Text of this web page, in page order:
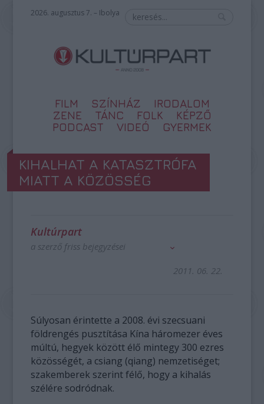
2026. augusztus 7. – Ibolya
FILM SZÍNHÁZ
IRODALOM
ZENE
TÁNC FOLK
KÉPZŐ
PODCAST
VIDEÓ GYERMEK
KIHALHAT A KATASZTRÓFA
MIATT A KÖZÖSSÉG
Kultúrpart
a szerző friss bejegyzései
2011. 06. 22.
Súlyosan érintette a 2008. évi szecsuani
földrengés pusztítása Kína háromezer éves
múltú, hegyek között élő mintegy 300 ezres
közösségét, a csiang (qiang) nemzetiséget;
szakemberek szerint félő, hogy a kihalás
szélére sodródnak.